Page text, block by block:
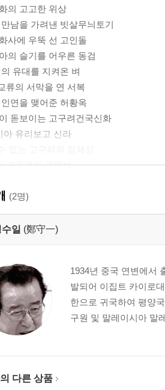
의 고고한 위상
남을 가려낸 빗살무늬토기
사에 우뚝 선 고인돌
의 슬기를 어우른 동검
유대를 지켜온 벼
류의 서막을 연 서복
연을 맺어준 허황옥
돋보이는 고구려건국신화
아 유리보고 신라
고구려의 국제성
발해사
수 없는 발해의 정체성
사통팔달한 발해
’의 위증
용광로 무령왕릉
로 들어온 불교
화의 왕국 신라
럼 밀려온 서역문물
(2명)
일 (鄭守一)
1934년 중국 연변에서
발되어 이집트 카이로
한으로 귀국하여 평양
구원 및 말레이시아 말
다른 상품